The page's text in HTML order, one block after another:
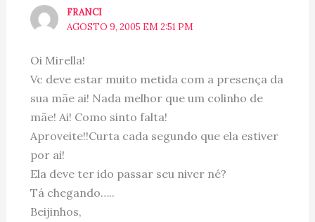
FRANCI
AGOSTO 9, 2005 EM 2:51 PM
Oi Mirella!
Vc deve estar muito metida com a presença da
sua mãe ai! Nada melhor que um colinho de
mãe! Ai! Como sinto falta!
Aproveite!!Curta cada segundo que ela estiver
por ai!
Ela deve ter ido passar seu niver né?
Tá chegando…..
Beijinhos,